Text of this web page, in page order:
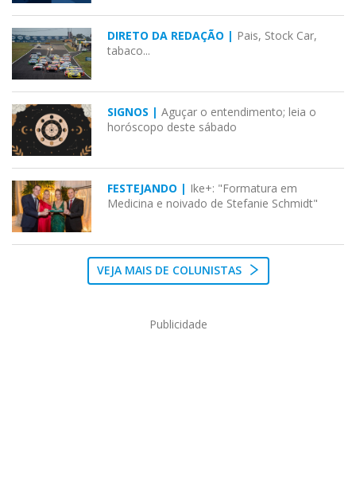
DIRETO DA REDAÇÃO | Pais, Stock Car,
tabaco...
SIGNOS | Aguçar o entendimento; leia o
horóscopo deste sábado
FESTEJANDO | Ike+: "Formatura em
Medicina e noivado de Stefanie Schmidt"
VEJA MAIS DE COLUNISTAS
Publicidade